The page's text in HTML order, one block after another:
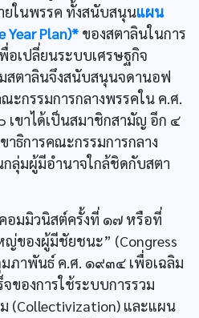
ยในพรรค ทั้งสนับสนุนแผน
Year Plan)* ของสตาลินในการ
เปลี่ยนระบบเศรษฐกิจ
สตาลินจึงสนับสนุนจดานอฟ
กรรมการกลางพรรคใน ค.ศ.
ขาได้เป็นสมาชิกสามัญ อีก ๔
ธิการคณะกรรมการกลาง
กลุ่มผู้มีอำนาจใกล้ชิดกับสตา
อมมิวนิสต์ครั้งที่ ๑๗ หรือที่
ญ่ของผู้มีชัยชนะ” (Congress
ภาพันธ์ ค.ศ. ๑๙๓๔ เพื่อเฉลิม
ของการใช้ระบบการรวม
(Collectivization) และแผน